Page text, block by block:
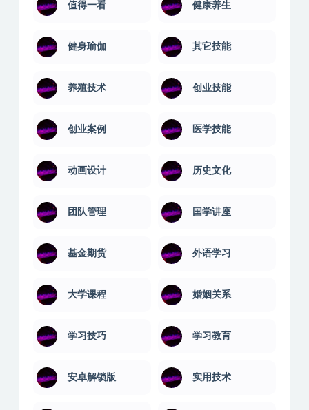
值得一看 健康养生
健身瑜伽 其它技能
养殖技术 创业技能
创业案例 医学技能
动画设计 历史文化
团队管理 国学讲座
基金期货 外语学习
大学课程 婚姻关系
学习技巧 学习教育
安卓解锁版 实用技术